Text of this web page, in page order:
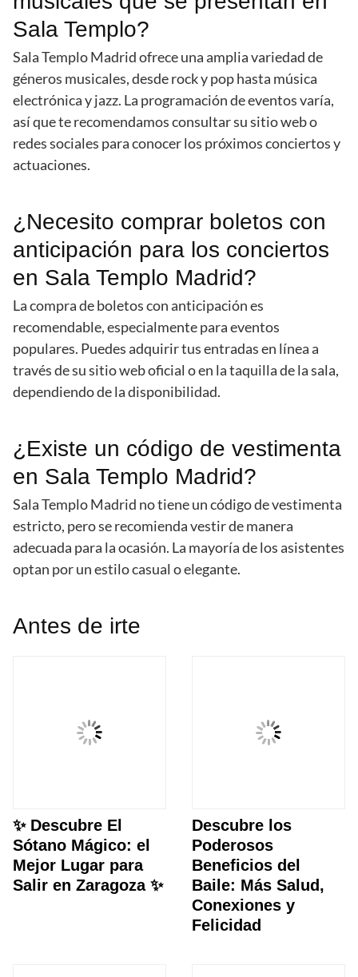
Sala Templo?
Sala Templo Madrid ofrece una amplia variedad de
géneros musicales, desde rock y pop hasta música
electrónica y jazz. La programación de eventos varía,
así que te recomendamos consultar su sitio web o
redes sociales para conocer los próximos conciertos y
actuaciones.
¿Necesito comprar boletos con
anticipación para los conciertos
en Sala Templo Madrid?
La compra de boletos con anticipación es
recomendable, especialmente para eventos
populares. Puedes adquirir tus entradas en línea a
través de su sitio web oficial o en la taquilla de la sala,
dependiendo de la disponibilidad.
¿Existe un código de vestimenta
en Sala Templo Madrid?
Sala Templo Madrid no tiene un código de vestimenta
estricto, pero se recomienda vestir de manera
adecuada para la ocasión. La mayoría de los asistentes
optan por un estilo casual o elegante.
Antes de irte
✨ Descubre El
Sótano Mágico: el
Mejor Lugar para
Salir en Zaragoza ✨
Descubre los
Poderosos
Beneficios del
Baile: Más Salud,
Conexiones y
Felicidad